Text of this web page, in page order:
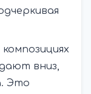
вниз,
Это